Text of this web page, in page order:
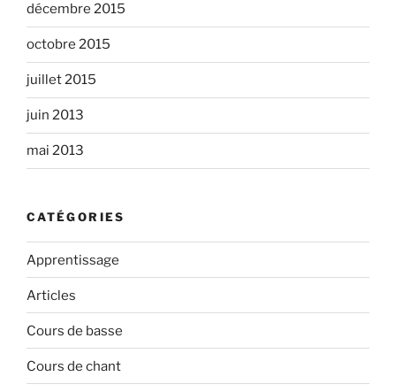
décembre 2015
octobre 2015
juillet 2015
juin 2013
mai 2013
CATÉGORIES
Apprentissage
Articles
Cours de basse
Cours de chant